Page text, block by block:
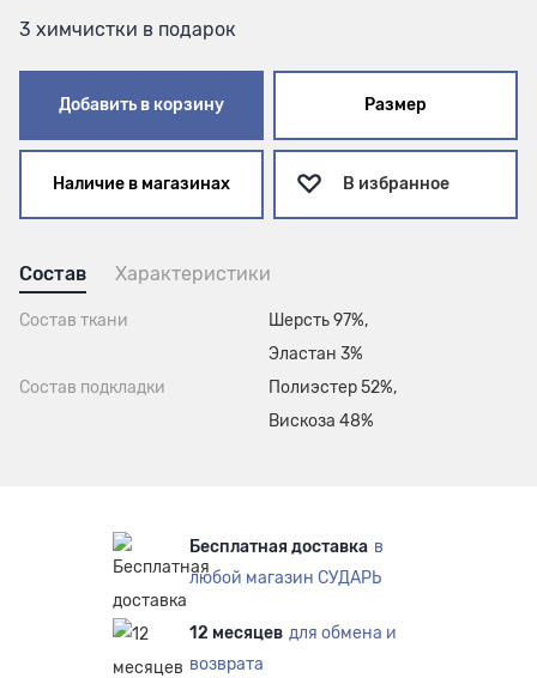
3 химчистки в подарок
Добавить в корзину Размер
Наличие в магазинах В избранное
Состав Характеристики
Состав ткани
Шерсть 97%,
Эластан 3%
Состав подкладки
Полиэстер 52%,
Вискоза 48%
Бесплатная доставка в
любой магазин СУДАРЬ
12 месяцев для обмена и
возврата